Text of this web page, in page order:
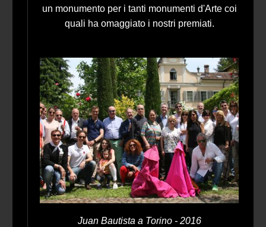
un monumento per i tanti monumenti d'Arte coi
quali ha omaggiato i nostri premiati.
Juan Bautista a Torino - 2016